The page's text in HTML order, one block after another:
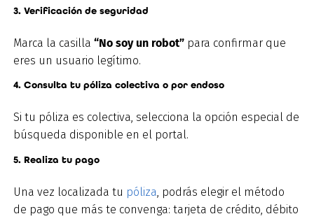
3. Verificación de seguridad
Marca la casilla “No soy un robot” para confirmar que
eres un usuario legítimo.
4. Consulta tu póliza colectiva o por endoso
Si tu póliza es colectiva, selecciona la opción especial de
búsqueda disponible en el portal.
5. Realiza tu pago
Una vez localizada tu póliza, podrás elegir el método
de pago que más te convenga: tarjeta de crédito, débito